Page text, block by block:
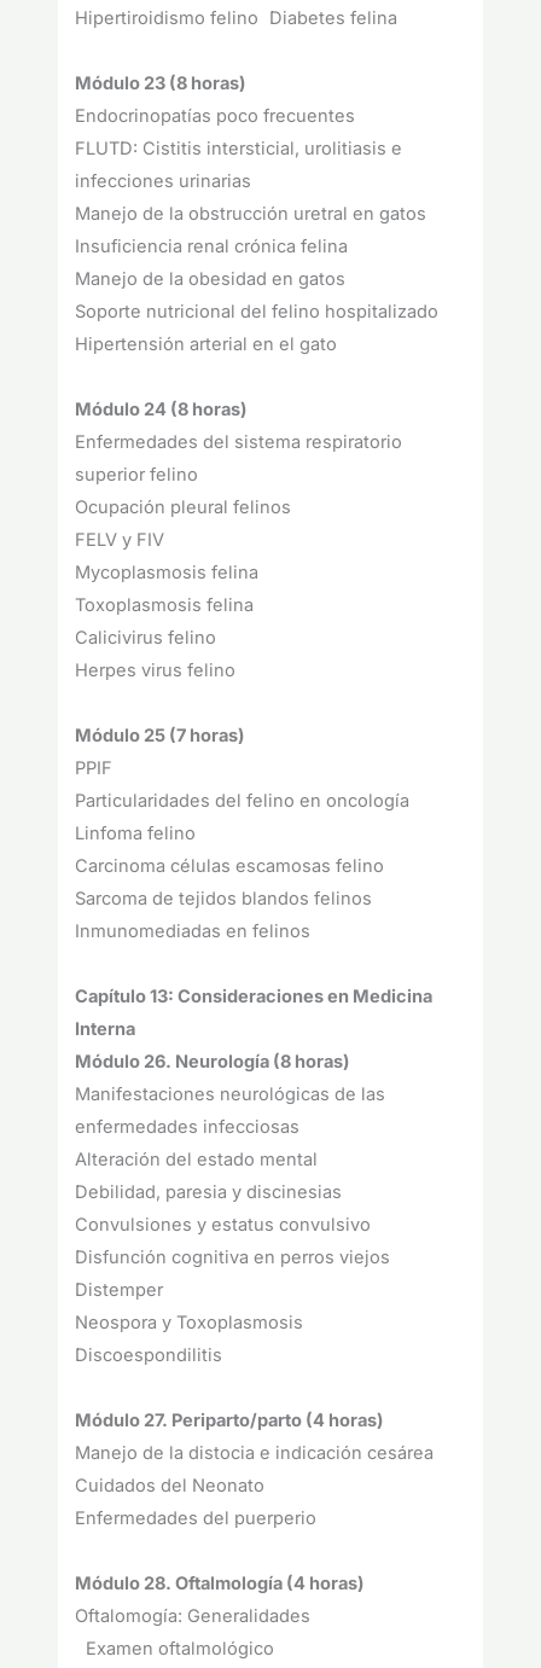
Hipertiroidismo felino Diabetes felina
Módulo 23 (8 horas)
Endocrinopatías poco frecuentes
FLUTD: Cistitis intersticial, urolitiasis e
infecciones urinarias
Manejo de la obstrucción uretral en gatos
Insuficiencia renal crónica felina
Manejo de la obesidad en gatos
Soporte nutricional del felino hospitalizado
Hipertensión arterial en el gato
Módulo 24 (8 horas)
Enfermedades del sistema respiratorio
superior felino
Ocupación pleural felinos
FELV y FIV
Mycoplasmosis felina
Toxoplasmosis felina
Calicivirus felino
Herpes virus felino
Módulo 25 (7 horas)
PPIF
Particularidades del felino en oncología
Linfoma felino
Carcinoma células escamosas felino
Sarcoma de tejidos blandos felinos
Inmunomediadas en felinos
Capítulo 13: Consideraciones en Medicina
Interna
Módulo 26. Neurología (8 horas)
Manifestaciones neurológicas de las
enfermedades infecciosas
Alteración del estado mental
Debilidad, paresia y discinesias
Convulsiones y estatus convulsivo
Disfunción cognitiva en perros viejos
Distemper
Neospora y Toxoplasmosis
Discoespondilitis
Módulo 27. Periparto/parto (4 horas)
Manejo de la distocia e indicación cesárea
Cuidados del Neonato
Enfermedades del puerperio
Módulo 28. Oftalmología (4 horas)
Oftalomogía: Generalidades
Examen oftalmológico